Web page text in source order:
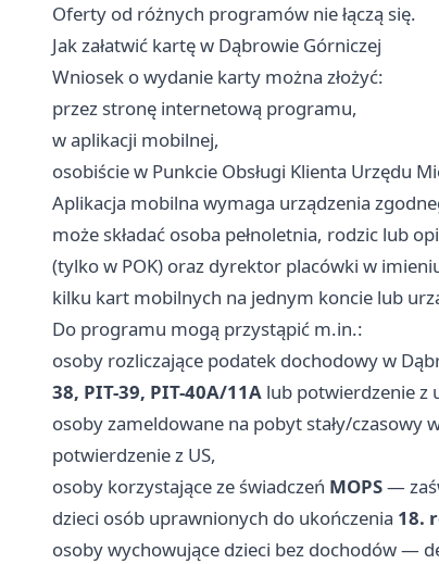
Oferty od różnych programów nie łączą się.
Jak załatwić kartę w Dąbrowie Górniczej
Wniosek o wydanie karty można złożyć:
przez stronę internetową programu,
w aplikacji mobilnej,
osobiście w Punkcie Obsługi Klienta Urzędu
Aplikacja mobilna wymaga urządzenia
może składać osoba pełnoletnia, rodzic lub
(tylko w POK) oraz dyrektor placówki w
kilku kart mobilnych na jednym koncie lub
Do programu mogą przystąpić m.in.:
osoby rozliczające podatek dochodowy w
38, PIT-39, PIT-40A/11A lub potwierdzenie z
osoby zameldowane na pobyt stały/czasowy
potwierdzenie z US,
osoby korzystające ze świadczeń MOPS—
dzieci osób uprawnionych do ukończenia 18.
osoby wychowujące dzieci bez dochodów —